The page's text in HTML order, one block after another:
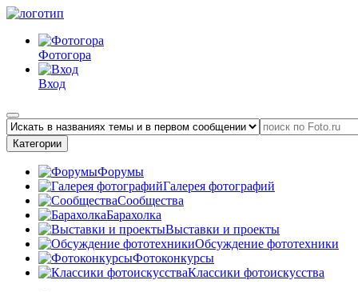
Фотогора
Вход
Категории
Форумы
Галерея фотографий
Сообщества
Барахолка
Выставки и проекты
Обсуждение фототехники
Фотоконкурсы
Классики фотоискусства